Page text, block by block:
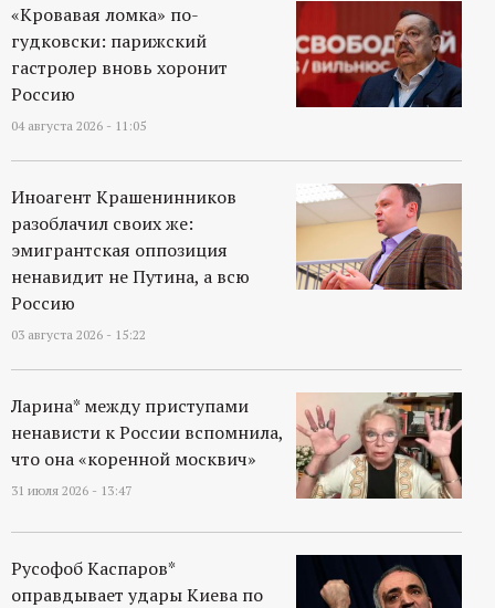
«Кровавая ломка» по-
гудковски: парижский
гастролер вновь хоронит
Россию
04 августа 2026 - 11:05
Иноагент Крашенинников
разоблачил своих же:
эмигрантская оппозиция
ненавидит не Путина, а всю
Россию
03 августа 2026 - 15:22
Ларина* между приступами
ненависти к России вспомнила,
что она «коренной москвич»
31 июля 2026 - 13:47
Русофоб Каспаров*
оправдывает удары Киева по